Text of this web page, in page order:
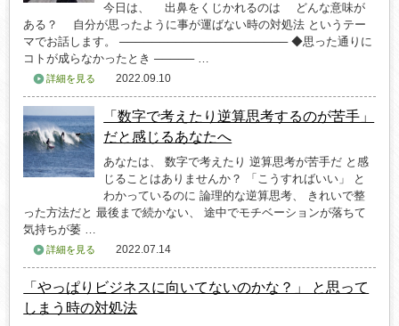
今日は、 出鼻をくじかれるのは どんな意味が
ある？ 自分が思ったように事が運ばない時の対処法 というテー
マでお話します。 ───────────────────── ◆思った通りに
コトが成らなかったとき ───── …
詳細を見る 2022.09.10
「数字で考えたり逆算思考するのが苦手」
だと感じるあなたへ
あなたは、 数字で考えたり 逆算思考が苦手だ と感
じることはありませんか？ 「こうすればいい」 と
わかっているのに 論理的な逆算思考、 きれいで整
った方法だと 最後まで続かない、 途中でモチベーションが落ちて
気持ちが萎 …
詳細を見る 2022.07.14
「やっぱりビジネスに向いてないのかな？」 と思って
しまう時の対処法